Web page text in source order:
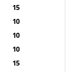
15
10
10
10
15